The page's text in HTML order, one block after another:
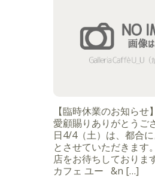
【臨時休業のお知らせ
愛顧賜りありがとうご
日4/4（土）は、都合
とさせていただきます
店をお待ちしており
カフェ ユー &n […]